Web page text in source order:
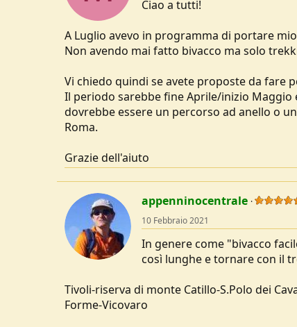
D
s
c
s
i
o
n
i
o
Ciao a tutti!
A Luglio avevo in programma di portare
Non avendo mai fatto bivacco ma solo
Vi chiedo quindi se avete proposte da fare
Il periodo sarebbe fine Aprile/inizio Maggio
dovrebbe essere un percorso ad anello o
Roma.
Grazie dell'aiuto
appenninocentrale
10 Febbraio 2021
In genere come "bivacco
così lunghe e tornare con il
Tivoli-riserva di monte Catillo-S.Polo dei
Forme-Vicovaro